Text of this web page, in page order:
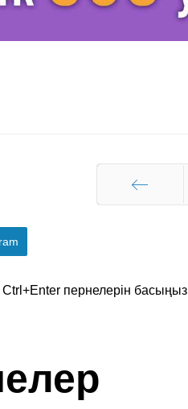
Ctrl+Enter пернелерін басыңыз